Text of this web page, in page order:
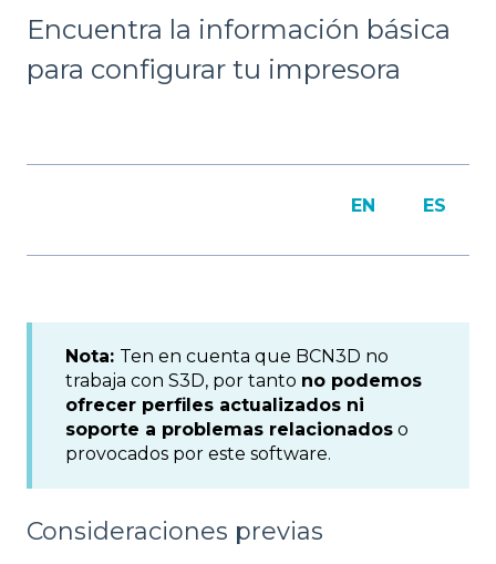
Encuentra la información básica
para configurar tu impresora
EN ES
Nota: Ten en cuenta que BCN3D no
trabaja con S3D, por tanto no podemos
ofrecer perfiles actualizados ni
soporte a problemas relacionados o
provocados por este software.
Consideraciones previas